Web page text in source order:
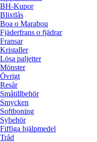
BH-Kupor
Blixtlås
Boa o Marabou
Fjäderfrans o fjädrar
Fransar
Kristaller
Lösa paljetter
Mönster
Övrigt
Resår
Småtillbehör
Smycken
Softboning
Sybehör
Fiffiga hjälpmedel
Tråd